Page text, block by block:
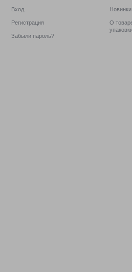
Вход
Регистрация
Забыли пароль?
Новинки
О